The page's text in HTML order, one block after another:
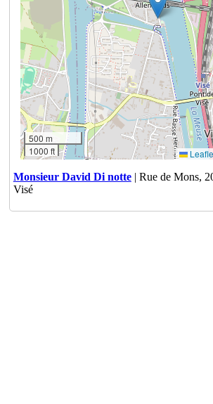
500 m
1000 ft
Monsieur David Di notte| Rue de Mons,
Visé